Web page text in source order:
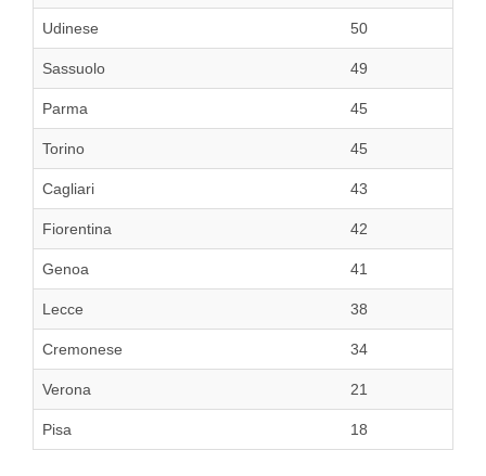
Udinese 50
Sassuolo 49
Parma 45
Torino 45
Cagliari 43
Fiorentina 42
Genoa 41
Lecce 38
Cremonese 34
Verona 21
Pisa 18